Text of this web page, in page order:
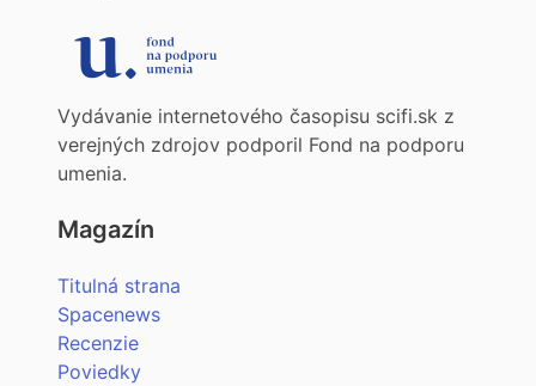
Vydávanie internetového časopisu scifi.sk z
verejných zdrojov podporil Fond na podporu
umenia.
Magazín
Titulná strana
Spacenews
Recenzie
Poviedky